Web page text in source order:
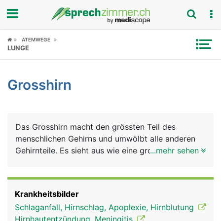
Fokus
Symptome
News
Rubriken
ATEMWEGE
LUNGE
Grosshirn
Das Grosshirn macht den grössten Teil des
menschlichen Gehirns und umwölbt alle anderen
Gehirnteile. Es sieht aus wie eine grosse, faltige
Informationsaustausch zwischen beiden
Hirnhälften stattfindet. Die rechte Hirnhälfte
...mehr sehen
Krankheitsbilder
Schlaganfall, Hirnschlag, Apoplexie, Hirnblutung
Hirnhautentzündung, Meningitis